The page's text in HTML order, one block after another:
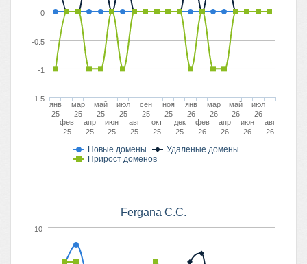
Новые домены
Удаленые домены
Прирост доменов
янв
25
фев
25
мар
25
апр
25
май
25
июн
25
июл
25
авг
25
сен
25
окт
25
ноя
25
дек
25
янв
26
фев
26
мар
26
апр
26
май
26
июн
26
июл
26
авг
26
-1.5
-1
-0.5
0
Fergana C.C.
10